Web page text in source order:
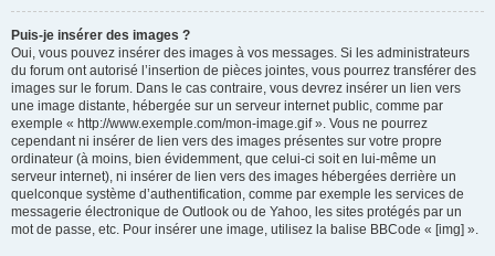
Puis-je insérer des images ?
Oui, vous pouvez insérer des images à vos messages. Si les administrateurs
du forum ont autorisé l’insertion de pièces jointes, vous pourrez transférer des
images sur le forum. Dans le cas contraire, vous devrez insérer un lien vers
une image distante, hébergée sur un serveur internet public, comme par
exemple « http://www.exemple.com/mon-image.gif ». Vous ne pourrez
cependant ni insérer de lien vers des images présentes sur votre propre
ordinateur (à moins, bien évidemment, que celui-ci soit en lui-même un
serveur internet), ni insérer de lien vers des images hébergées derrière un
quelconque système d’authentification, comme par exemple les services de
messagerie électronique de Outlook ou de Yahoo, les sites protégés par un
mot de passe, etc. Pour insérer une image, utilisez la balise BBCode « [img] ».